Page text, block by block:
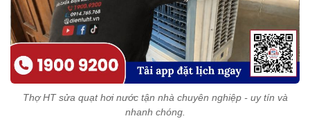
Thợ HT sửa quạt hơi nước tận nhà chuyên nghiệp - uy tín và
nhanh chóng.